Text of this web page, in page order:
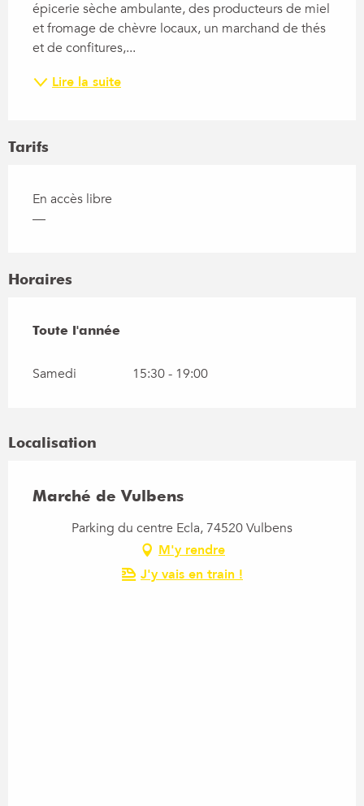
épicerie sèche ambulante, des producteurs de miel
et fromage de chèvre locaux, un marchand de thés
et de confitures,...
Lire la suite
Tarifs
En accès libre
—
Horaires
Toute l'année
Toute l'année
Samedi 15:30 - 19:00
Localisation
Marché de Vulbens
Parking du centre Ecla, 74520 Vulbens
M'y rendre
J'y vais en train !